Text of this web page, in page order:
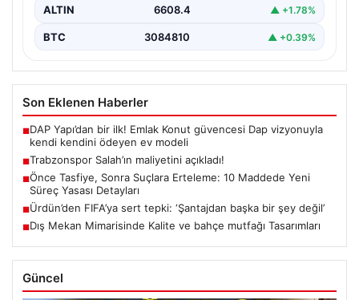
ALTIN 6608.4 ▲ +1.78%
BTC 3084810 ▲ +0.39%
Son Eklenen Haberler
■DAP Yapı’dan bir ilk! Emlak Konut güvencesi Dap vizyonuyla
kendi kendini ödeyen ev modeli
■Trabzonspor Salah’ın maliyetini açıkladı!
■Önce Tasfiye, Sonra Suçlara Erteleme: 10 Maddede Yeni
Süreç Yasası Detayları
■Ürdün’den FIFA’ya sert tepki: ‘Şantajdan başka bir şey değil’
■Dış Mekan Mimarisinde Kalite ve bahçe mutfağı Tasarımları
Güncel